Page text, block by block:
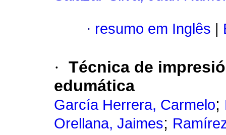
· resumo em Inglês
· Técnica de
edumática
García Herrera, Carmelo;
Orellana, Jaimes;